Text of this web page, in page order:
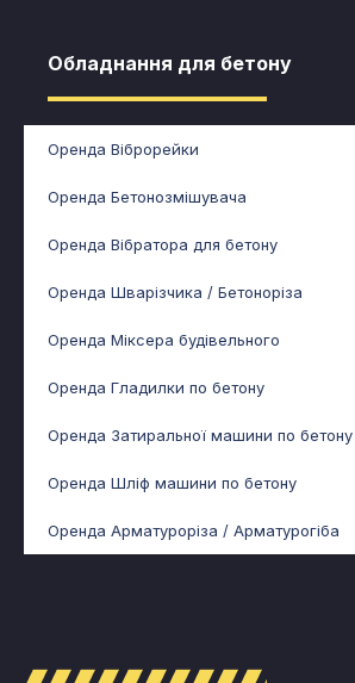
Обладнання для бетону​
Оренда Віброрейки
Оренда Бетонозмішувача
Оренда Вібратора для бетону
Оренда Шварізчика / Бетоноріза
Оренда Міксера будівельного
Оренда Гладилки по бетону
Оренда Затиральної машини по бетону
Оренда Шліф машини по бетону
Оренда Арматуроріза / Арматурогіба